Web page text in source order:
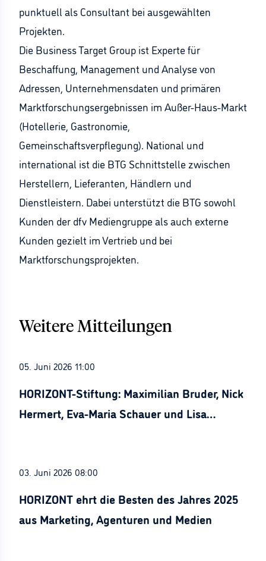
punktuell als Consultant bei ausgewählten
Projekten.
Die Business Target Group ist Experte für
Beschaffung, Management und Analyse von
Adressen, Unternehmensdaten und primären
Marktforschungsergebnissen im Außer-Haus-Markt
(Hotellerie, Gastronomie,
Gemeinschaftsverpflegung). National und
international ist die BTG Schnittstelle zwischen
Herstellern, Lieferanten, Händlern und
Dienstleistern. Dabei unterstützt die BTG sowohl
Kunden der dfv Mediengruppe als auch externe
Kunden gezielt im Vertrieb und bei
Marktforschungsprojekten.
Weitere Mitteilungen
05. Juni 2026 11:00
HORIZONT-Stiftung: Maximilian Bruder, Nick
Hermert, Eva-Maria Schauer und Lisa
03. Juni 2026 08:00
HORIZONT ehrt die Besten des Jahres 2025
aus Marketing, Agenturen und Medien